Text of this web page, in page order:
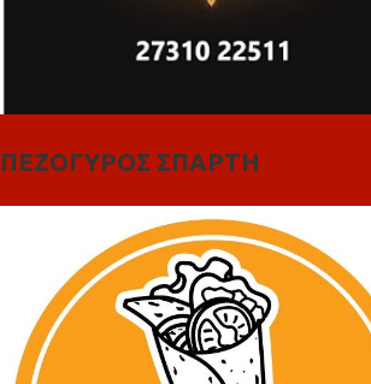
ΠΕΖΟΓΥΡΟΣ ΣΠΑΡΤΗ